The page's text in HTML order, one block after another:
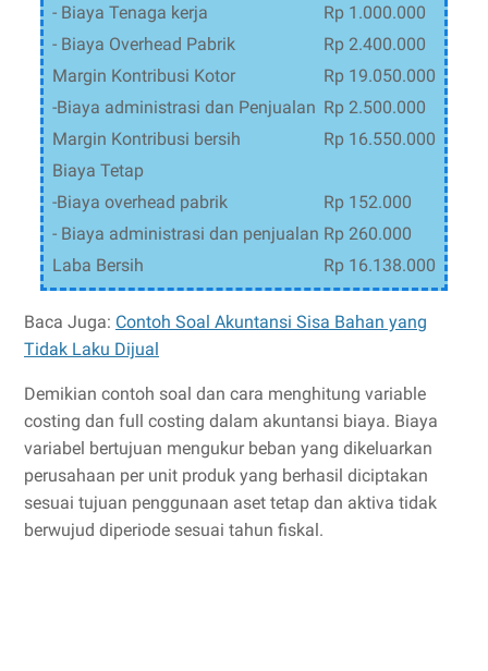
- Biaya Tenaga kerja
Rp 1.000.000
- Biaya Overhead Pabrik
Rp 2.400.000
Margin Kontribusi Kotor
Rp 19.050.000
-Biaya administrasi dan Penjualan Rp 2.500.000
Margin Kontribusi bersih
Rp 16.550.000
Biaya Tetap
-Biaya overhead pabrik
Rp 152.000
- Biaya administrasi dan penjualan Rp 260.000
Laba Bersih
Rp 16.138.000
Baca Juga: Contoh Soal Akuntansi Sisa Bahan yang
Tidak Laku Dijual
Demikian contoh soal dan cara menghitung variable
costing dan full costing dalam akuntansi biaya. Biaya
variabel bertujuan mengukur beban yang dikeluarkan
perusahaan per unit produk yang berhasil diciptakan
sesuai tujuan penggunaan aset tetap dan aktiva tidak
berwujud diperiode sesuai tahun fiskal.